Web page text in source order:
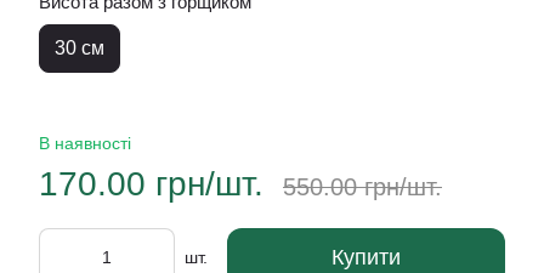
30 см
В наявності
170.00 грн/шт. 550.00 грн/шт.
шт. Купити